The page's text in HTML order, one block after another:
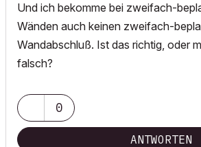
Und ich bekomme bei zweifach-
Wänden auch keinen zweifach-
Wandabschluß. Ist das richtig, oder
falsch?
0
ANTWORTEN